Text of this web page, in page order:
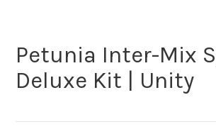
Petunia Inter-Mix
Deluxe Kit | Unity